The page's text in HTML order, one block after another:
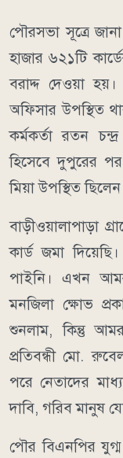
পৌরসভা সূত্রে
হাজার ৬২১টি
বরাদ্দ দেওয়া
অফিসার উপস্থিত
কর্মকর্তা রতন
হিসেবে দুপুরের
মিয়া উপস্থিত
বাড়ীওয়ালাপাড়া
কার্ড জমা
পাইনি। এখন
মনজিলা ক্ষোভ
শুনলাম, কিন্তু
প্রতিবন্ধী মো.
পরে নেতাদের
দাবি, গরিব মানুষ
পৌর বিএনপির